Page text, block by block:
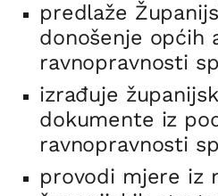
predlaže
donošenje općih
ravnopravnosti
izrađuje
dokumente iz
ravnopravnosti
provodi mjere iz